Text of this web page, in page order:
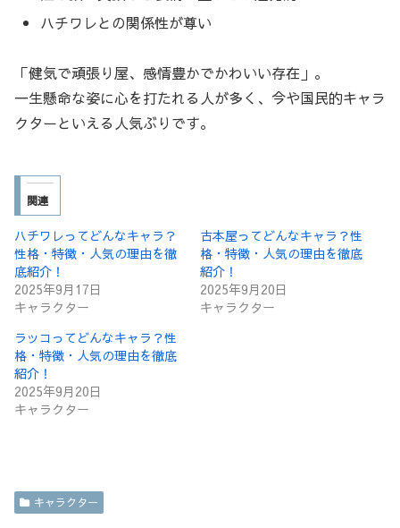
ハチワレとの関係性が尊い
「健気で頑張り屋、感情豊かでかわいい存在」。
一生懸命な姿に心を打たれる人が多く、今や国民的キャラ
クターといえる人気ぶりです。
関連
ハチワレってどんなキャラ？
性格・特徴・人気の理由を徹
底紹介！
2025年9月17日
キャラクター
古本屋ってどんなキャラ？性
格・特徴・人気の理由を徹底
紹介！
2025年9月20日
キャラクター
ラッコってどんなキャラ？性
格・特徴・人気の理由を徹底
紹介！
2025年9月20日
キャラクター
キャラクター